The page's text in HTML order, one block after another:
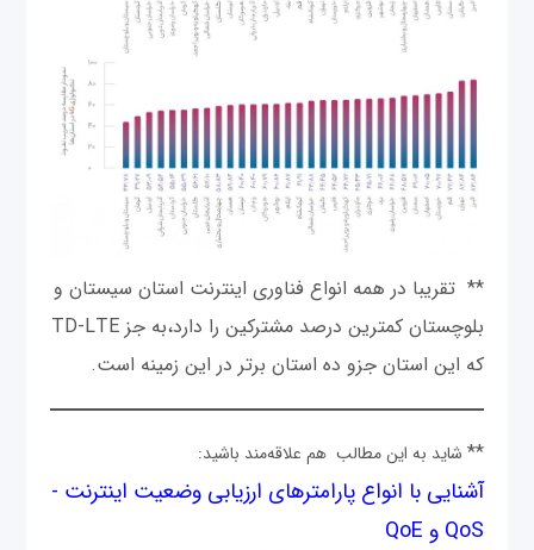
** تقریبا در همه انواع فناوری اینترنت استان سیستان و
بلوچستان کمترین درصد مشترکین را دارد،به جز TD-LTE
که این استان جزو ده استان برتر در این زمینه است.
** شاید به این مطالب هم علاقه‌مند باشید:
آشنایی با انواع پارامترهای ارزیابی وضعیت اینترنت -
QoS و QoE